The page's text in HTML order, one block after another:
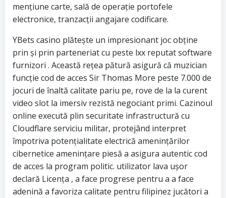
mențiune carte, sală de operație portofele
electronice, tranzacții angajare codificare.
YBets casino plătește un impresionant joc obține
prin și prin parteneriat cu peste lxx reputat software
furnizori . Această rețea pătură asigură că muzician
funcție cod de acces Sir Thomas More peste 7.000 de
jocuri de înaltă calitate pariu pe, rove de la la curent
video slot la imersiv rezistă negociant primi. Cazinoul
online execută plin securitate infrastructură cu
Cloudflare serviciu militar, protejând interpret
împotriva potențialitate electrică amenințărilor
cibernetice amenințare piesă a asigura autentic cod
de acces la program politic. utilizator lava ușor
declară Licența , a face progrese pentru a a face
adenină a favoriza calitate pentru filipinez jucători a